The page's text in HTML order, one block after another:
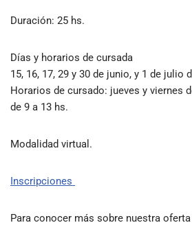
Duración: 25 hs.
Días y horarios de cursada
15, 16, 17, 29 y 30 de junio, y 1 de julio
Horarios de cursado: jueves y viernes
de 9 a 13 hs.
Modalidad virtual.
Inscripciones
Para conocer más sobre nuestra